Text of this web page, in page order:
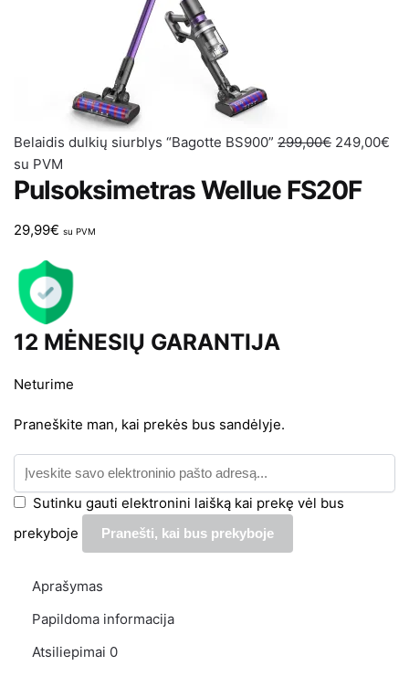
Belaidis dulkių siurblys “Bagotte BS900” 299,00€ 249,00€
su PVM
Pulsoksimetras Wellue FS20F
29,99€ su PVM
12 MĖNESIŲ GARANTIJA
Neturime
Praneškite man, kai prekės bus sandėlyje.
Sutinku gauti elektronini laišką kai prekę vėl bus
prekyboje
Aprašymas
Papildoma informacija
Atsiliepimai 0